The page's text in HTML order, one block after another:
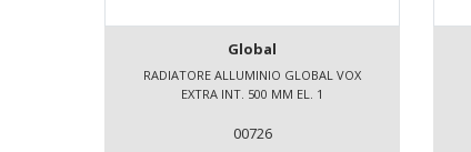
Global
RADIATORE ALLUMINIO GLOBAL VOX
EXTRA INT. 500 MM EL. 1
00726